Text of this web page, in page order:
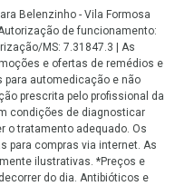
Belenzinho - Vila Formosa
de funcionamento:
MS: 7.31847.3 | As
e ofertas de remédios e
automedicação e não
prescrita pelo profissional da
condições de diagnosticar
o tratamento adequado. Os
para compras via internet. As
ilustrativas. *Preços e
do dia. Antibióticos e